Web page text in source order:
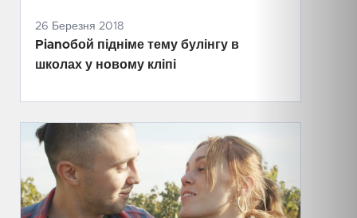
26 Березня 2018
Pianoбой підніме тему булінгу в
школах у новому кліпі